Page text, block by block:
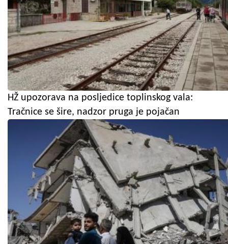
HŽ upozorava na posljedice toplinskog vala:
Tračnice se šire, nadzor pruga je pojačan